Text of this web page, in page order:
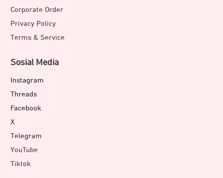
Corporate Order
Privacy Policy
Terms & Service
Sosial Media
Instagram
Threads
Facebook
X
Telegram
YouTube
Tiktok